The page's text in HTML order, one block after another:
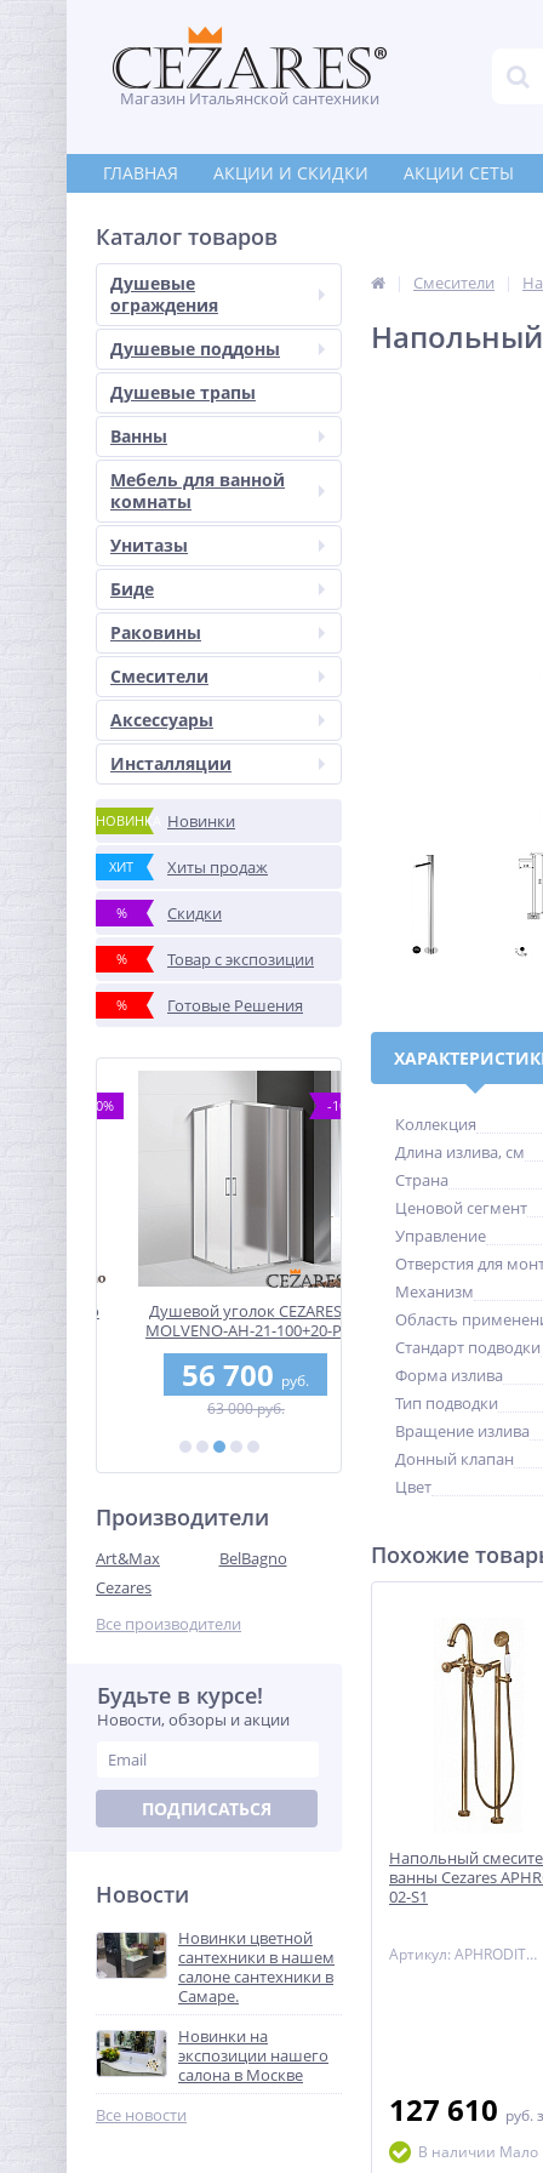
Магазин Итальянской сантехники
ГЛАВНАЯ АКЦИИ И СКИДКИ АКЦИИ СЕТЫ
Каталог товаров
Душевые
ограждения
Душевые поддоны
Душевые трапы
Ванны
Мебель для ванной
комнаты
Унитазы
Биде
Раковины
Смесители
Аксессуары
Инсталляции
НОВИНКА Новинки
ХИТ Хиты продаж
% Скидки
% Товар с экспозиции
% Готовые Решения
-10%
Душевой уголок CEZARES
MOLVENO-AH-21-100+20-P-
Cr
56 700руб.
63 000 руб.
Полотенцедержатель
Art&Max Gina AM-G-
2 468руб.
3 290 руб.
Производители
Art&Max
BelBagno
Cezares
Все производители
Будьте в курсе!
Новости, обзоры и акции
ПОДПИСАТЬСЯ
Новости
Новинки цветной
сантехники в нашем
салоне сантехники в
Самаре.
Новинки на
экспозиции нашего
салона в Москве
Все новости
Смесители
Напольный
Коллекция
Длина излива, см
Страна
Ценовой сегмент
Управление
Отверстия для
Механизм
Область
Стандарт подводки
Форма излива
Тип подводки
Вращение излива
Донный клапан
Цвет
Похожие
Напольный
ванны Cezares
02-S1
Артикул: APHRODITE-VDP-02-S1
127 610 руб.
В наличии Мало